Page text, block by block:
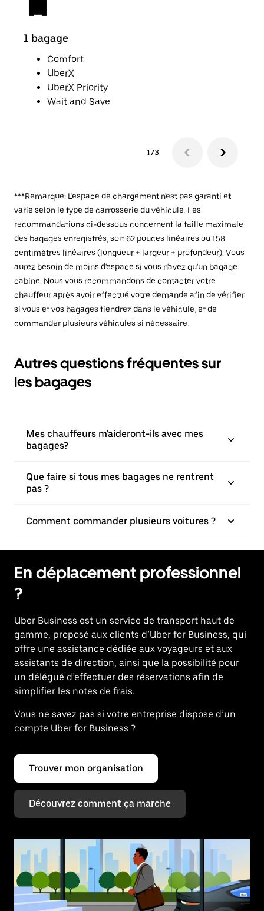
1 bagage
Comfort
UberX
UberX Priority
Wait and Save
1/3
***Remarque: L'espace de chargement n'est pas garanti et
varie selon le type de carrosserie du véhicule. Les
recommandations ci-dessous concernent la taille maximale
des bagages enregistrés, soit 62 pouces linéaires ou 158
centimètres linéaires (longueur + largeur + profondeur). Vous
aurez besoin de moins d'espace si vous n'avez qu'un bagage
cabine. Nous vous recommandons de contacter votre
chauffeur après avoir effectué votre demande afin de vérifier
si vous et vos bagages tiendrez dans le véhicule, et de
commander plusieurs véhicules si nécessaire.
Autres questions fréquentes sur
les bagages
Mes chauffeurs m'aideront-ils avec mes
bagages?
Que faire si tous mes bagages ne rentrent
pas ?
Comment commander plusieurs voitures ?
En déplacement professionnel
?
Uber Business est un service de transport haut de
gamme, proposé aux clients d’Uber for Business, qui
offre une assistance dédiée aux voyageurs et aux
assistants de direction, ainsi que la possibilité pour
un délégué d’effectuer des réservations afin de
simplifier les notes de frais.
Vous ne savez pas si votre entreprise dispose d’un
compte Uber for Business ?
Trouver mon organisation
Découvrez comment ça marche